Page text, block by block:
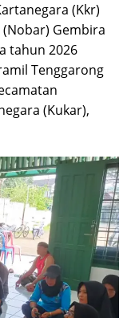
(Kkr)
Gembira
tahun 2026
Tenggarong
(Kukar),